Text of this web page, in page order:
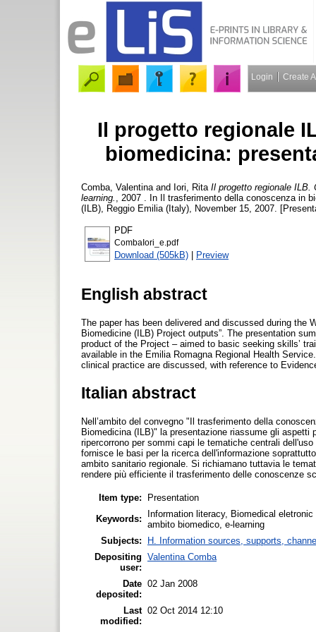
Login Create
Il progetto regionale
biomedicina:
Comba, Valentina and Iori, Rita Il progetto regionale ILB.
learning.
, 2007 . In Il trasferimento della conoscenza in
(ILB), Reggio Emilia (Italy), November 15, 2007.
PDF
CombaIori_e.pdf
Download (505kB) | Preview
English abstract
The paper has been delivered and discussed during the
Biomedicine (ILB) Project outputs”. The presentation
product of the Project – aimed to basic seeking skills’
available in the Emilia Romagna Regional Health
clinical practice are discussed, with reference to
Italian abstract
Nell’ambito del convegno "Il trasferimento della
Biomedicina (ILB)" la presentazione riassume gli
ripercorrono per sommi capi le tematiche centrali
fornisce le basi per la ricerca dell'informazione
ambito sanitario regionale. Si richiamano tuttavia le
rendere più efficiente il trasferimento delle conoscenze
Item type:
Presentation
Keywords:
Information literacy, Biomedical
ambito biomedico, e-learning
Subjects:
H. Information sources, supports,
Depositing
user:
Valentina Comba
Date
deposited:
02 Jan 2008
Last
modified:
02 Oct 2014 12:10